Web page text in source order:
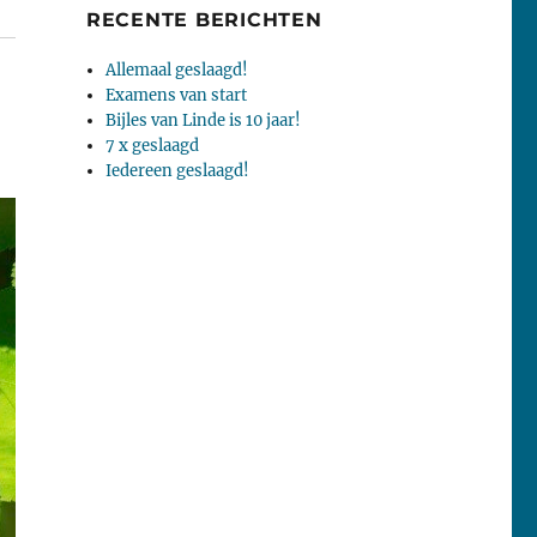
RECENTE BERICHTEN
Allemaal geslaagd!
Examens van start
Bijles van Linde is 10 jaar!
7 x geslaagd
Iedereen geslaagd!